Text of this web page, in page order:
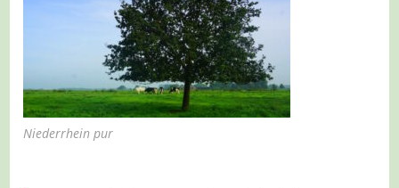
Niederrhein pur